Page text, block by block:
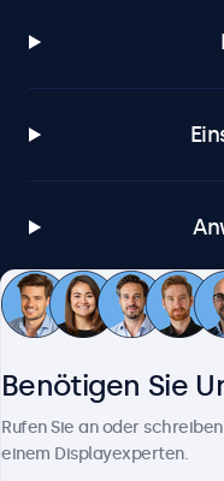
Benötigen Sie
Rufen Sie an oder
einem Displayexperten.